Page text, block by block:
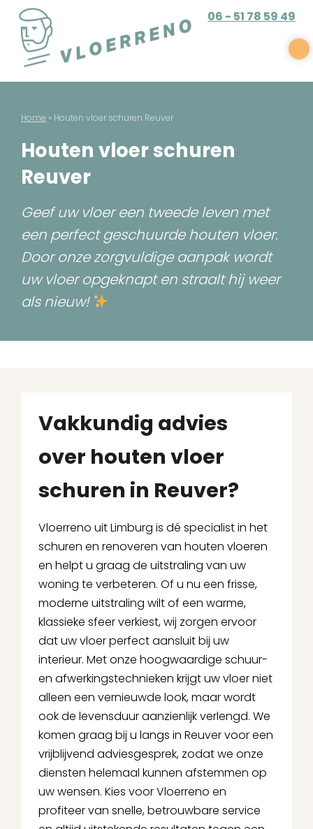
Skip
content
06 - 51 78 59 49
Home » Houten vloer schuren Reuver
Houten vloer schuren
Reuver
Geef uw vloer een tweede leven met
een perfect geschuurde houten vloer.
Door onze zorgvuldige aanpak wordt
uw vloer opgeknapt en straalt hij weer
als nieuw!
Vakkundig advies
over houten vloer
schuren in Reuver?
Vloerreno uit Limburg is dé specialist in het
schuren en renoveren van houten vloeren
en helpt u graag de uitstraling van uw
woning te verbeteren. Of u nu een frisse,
moderne uitstraling wilt of een warme,
klassieke sfeer verkiest, wij zorgen ervoor
dat uw vloer perfect aansluit bij uw
interieur. Met onze hoogwaardige schuur-
en afwerkingstechnieken krijgt uw vloer niet
alleen een vernieuwde look, maar wordt
ook de levensduur aanzienlijk verlengd. We
komen graag bij u langs in Reuver voor een
vrijblijvend adviesgesprek, zodat we onze
diensten helemaal kunnen afstemmen op
uw wensen. Kies voor Vloerreno en
profiteer van snelle, betrouwbare service